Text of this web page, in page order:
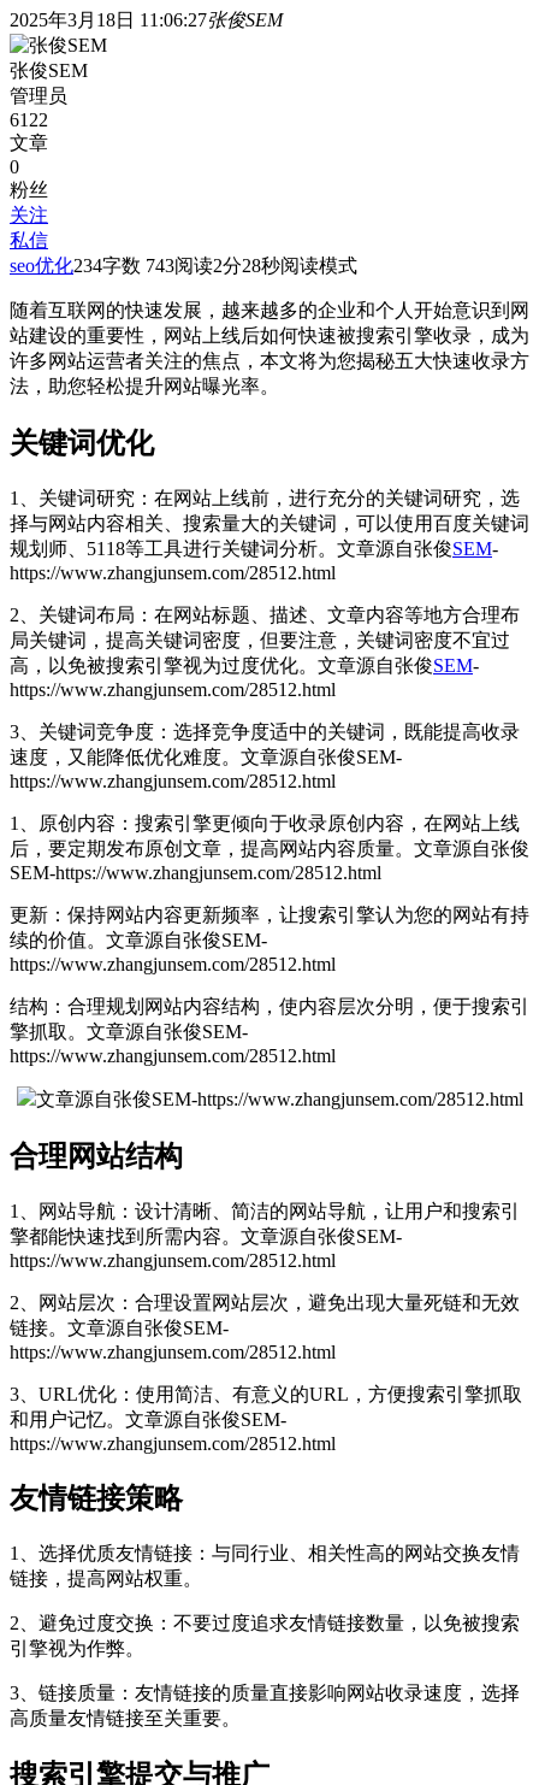
2025年3月18日 11:06:27张俊SEM
张俊SEM
管理员
6122
文章
0
粉丝
关注
私信
seo优化234字数 743阅读2分28秒阅读模式
随着互联网的快速发展，越来越多的企业和个人开始意识到网
站建设的重要性，网站上线后如何快速被搜索引擎收录，成为
许多网站运营者关注的焦点，本文将为您揭秘五大快速收录方
法，助您轻松提升网站曝光率。
关键词优化
1、关键词研究：在网站上线前，进行充分的关键词研究，选
择与网站内容相关、搜索量大的关键词，可以使用百度关键词
规划师、5118等工具进行关键词分析。 文章源自张俊SEM-
https://www.zhangjunsem.com/28512.html
2、关键词布局：在网站标题、描述、文章内容等地方合理布
局关键词，提高关键词密度，但要注意，关键词密度不宜过
高，以免被搜索引擎视为过度优化。 文章源自张俊SEM-
https://www.zhangjunsem.com/28512.html
3、关键词竞争度：选择竞争度适中的关键词，既能提高收录
速度，又能降低优化难度。 文章源自张俊SEM-
https://www.zhangjunsem.com/28512.html
1、原创内容：搜索引擎更倾向于收录原创内容，在网站上线
后，要定期发布原创文章，提高网站内容质量。 文章源自张俊
SEM-https://www.zhangjunsem.com/28512.html
更新：保持网站内容更新频率，让搜索引擎认为您的网站有持
续的价值。 文章源自张俊SEM-
https://www.zhangjunsem.com/28512.html
结构：合理规划网站内容结构，使内容层次分明，便于搜索引
擎抓取。 文章源自张俊SEM-
https://www.zhangjunsem.com/28512.html
文章源自张俊SEM-https://www.zhangjunsem.com/28512.html
合理网站结构
1、网站导航：设计清晰、简洁的网站导航，让用户和搜索引
擎都能快速找到所需内容。 文章源自张俊SEM-
https://www.zhangjunsem.com/28512.html
2、网站层次：合理设置网站层次，避免出现大量死链和无效
链接。 文章源自张俊SEM-
https://www.zhangjunsem.com/28512.html
3、URL优化：使用简洁、有意义的URL，方便搜索引擎抓取
和用户记忆。 文章源自张俊SEM-
https://www.zhangjunsem.com/28512.html
友情链接策略
1、选择优质友情链接：与同行业、相关性高的网站交换友情
链接，提高网站权重。
2、避免过度交换：不要过度追求友情链接数量，以免被搜索
引擎视为作弊。
3、链接质量：友情链接的质量直接影响网站收录速度，选择
高质量友情链接至关重要。
搜索引擎提交与推广